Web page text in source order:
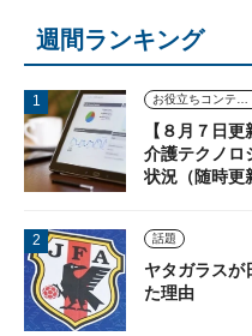
週間ランキング
【８月７日
介護テクノ
状況（随時更
話題
ヤタガラスが
た理由